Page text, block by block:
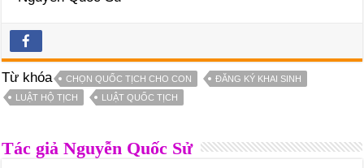
Từ khóa CHỌN QUỐC TỊCH CHO CON
ĐĂNG KÝ KHAI SINH
LUẬT HỘ TỊCH
LUẬT QUỐC TỊCH
Tác giả Nguyễn Quốc Sử